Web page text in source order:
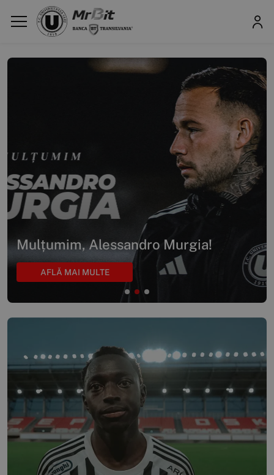
Mulțumim, Alessandro Murgia!
AFLĂ MAI MULTE